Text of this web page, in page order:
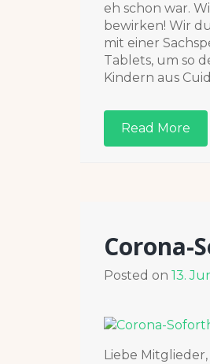
eh schon war.
bewirken! Wir
mit einer
Tablets, um so
Kindern aus
Read More
Corona-
Posted on 13.
Liebe